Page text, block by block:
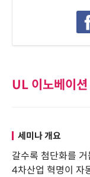
UL 이노베이
세미나 개요
갈수록 첨단화를
4차산업 혁명이 자